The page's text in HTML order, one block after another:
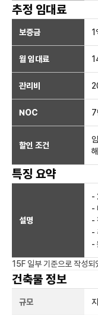
추정 임대료
보증금
월 임대료
관리비
NOC 7
할인 조건
특징 요약
설명
-
-
-
-
-
15F 일부 기준으로 작성되
건축물 정보
규모